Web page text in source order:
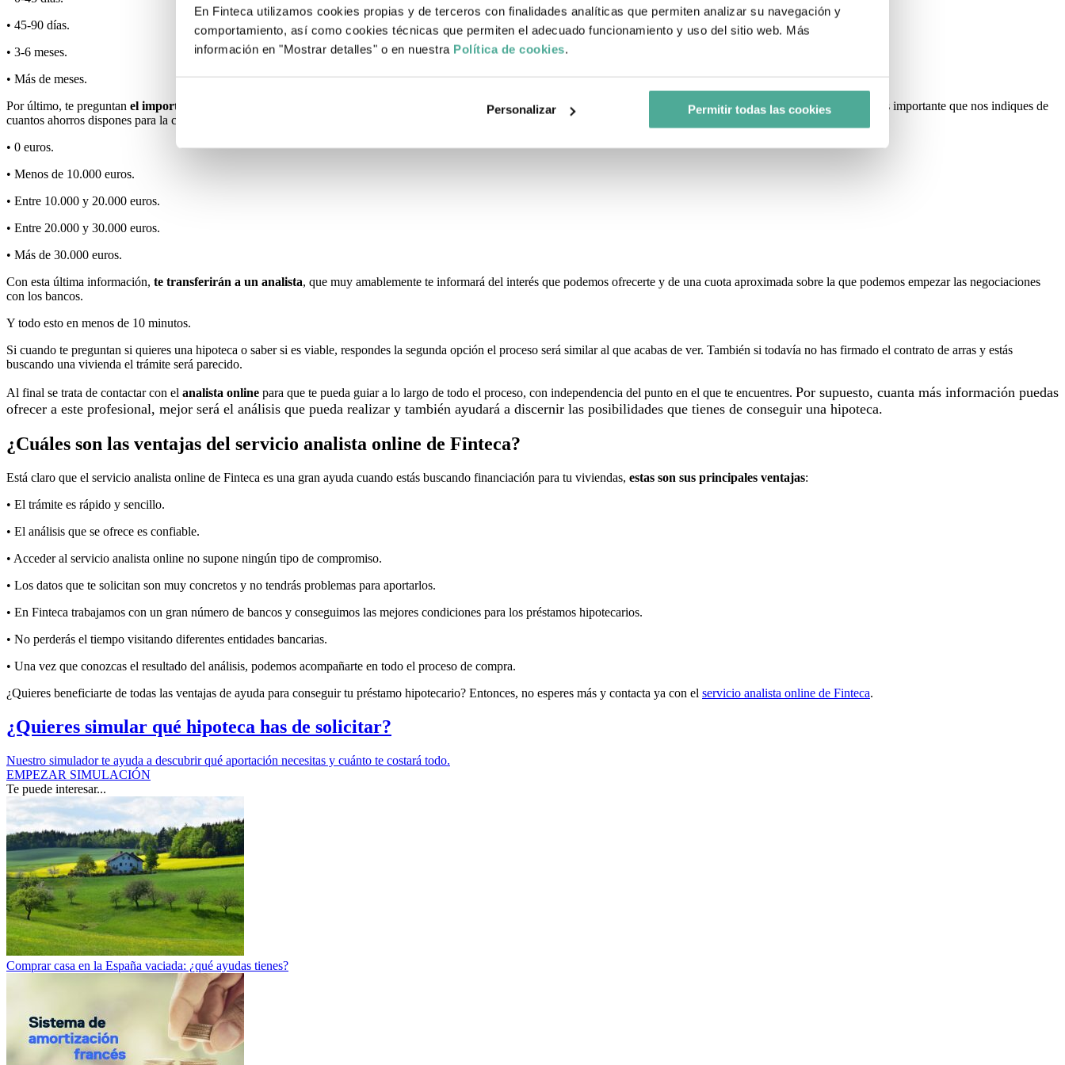
En Finteca utilizamos cookies propias y de terceros con finalidades analíticas que permiten analizar su navegación y
comportamiento, así como cookies técnicas que permiten el adecuado funcionamiento y uso del sitio web. Más
información en "Mostrar detalles" o en nuestra Política de cookies.
Personalizar Permitir todas las cookies
• 45-90 días.
• 3-6 meses.
• Más de meses.
Por último, te preguntan el importe de la vivienda y en qué localidad se encuentra
. Para poder enfocar bien la operación y evaluar el importe que necesitas para la hipoteca, es importante que nos indiques de
cuantos ahorros dispones para la compra de la vivienda. Solo deberás seleccionar un rango:
• 0 euros.
• Menos de 10.000 euros.
• Entre 10.000 y 20.000 euros.
• Entre 20.000 y 30.000 euros.
• Más de 30.000 euros.
Con esta última información, te transferirán a un analista, que muy amablemente te informará del interés que podemos ofrecerte y de una cuota aproximada sobre la que podemos empezar las negociaciones
con los bancos.
Y todo esto en menos de 10 minutos.
Si cuando te preguntan si quieres una hipoteca o saber si es viable, respondes la segunda opción el proceso será similar al que acabas de ver. También si todavía no has firmado el contrato de arras y estás
buscando una vivienda el trámite será parecido.
Al final se trata de contactar con el analista online para que te pueda guiar a lo largo de todo el proceso, con independencia del punto en el que te encuentres. Por supuesto, cuanta más información puedas
ofrecer a este profesional, mejor será el análisis que pueda realizar y también ayudará a discernir las posibilidades que tienes de conseguir una hipoteca.
¿Cuáles son las ventajas del servicio analista online de Finteca?
Está claro que el servicio analista online de Finteca es una gran ayuda cuando estás buscando financiación para tu viviendas, estas son sus principales ventajas:
• El trámite es rápido y sencillo.
• El análisis que se ofrece es confiable.
• Acceder al servicio analista online no supone ningún tipo de compromiso.
• Los datos que te solicitan son muy concretos y no tendrás problemas para aportarlos.
• En Finteca trabajamos con un gran número de bancos y conseguimos las mejores condiciones para los préstamos hipotecarios.
• No perderás el tiempo visitando diferentes entidades bancarias.
• Una vez que conozcas el resultado del análisis, podemos acompañarte en todo el proceso de compra.
¿Quieres beneficiarte de todas las ventajas de ayuda para conseguir tu préstamo hipotecario? Entonces, no esperes más y contacta ya con el servicio analista online de Finteca.
¿Quieres simular qué hipoteca has de solicitar?
Nuestro simulador te ayuda a descubrir qué aportación necesitas y cuánto te costará todo.
EMPEZAR SIMULACIÓN
Te puede interesar...
Comprar casa en la España vaciada: ¿qué ayudas tienes?